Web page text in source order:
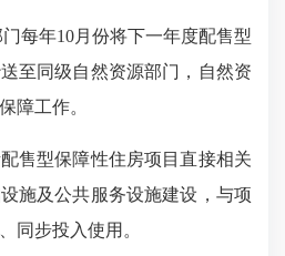
每年10月份将下一年度配售型
至同级自然资源部门，自然资
障工作。
型保障性住房项目直接相关
施及公共服务设施建设，与项
同步投入使用。